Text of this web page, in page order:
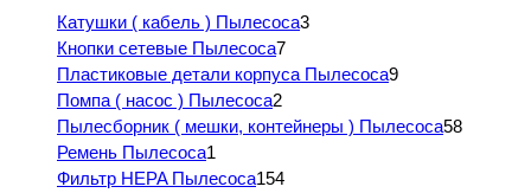
Катушки ( кабель ) Пылесоса3
Кнопки сетевые Пылесоса7
Пластиковые детали корпуса Пылесоса9
Помпа ( насос ) Пылесоса2
Пылесборник ( мешки, контейнеры ) Пылесоса58
Ремень Пылесоса1
Фильтр HEPA Пылесоса154